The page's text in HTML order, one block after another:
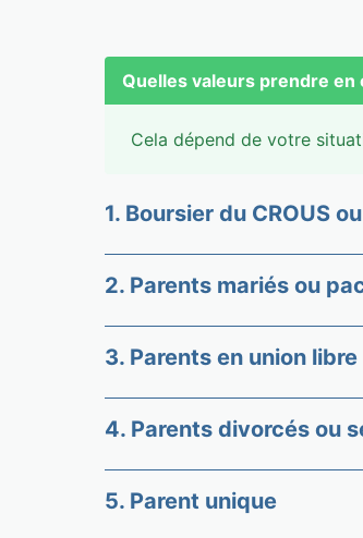
Quelles valeurs prendre
Cela dépend de votre
1. Boursier du CROUS
2. Parents mariés ou
3. Parents en union
4. Parents divorcés ou
5. Parent unique